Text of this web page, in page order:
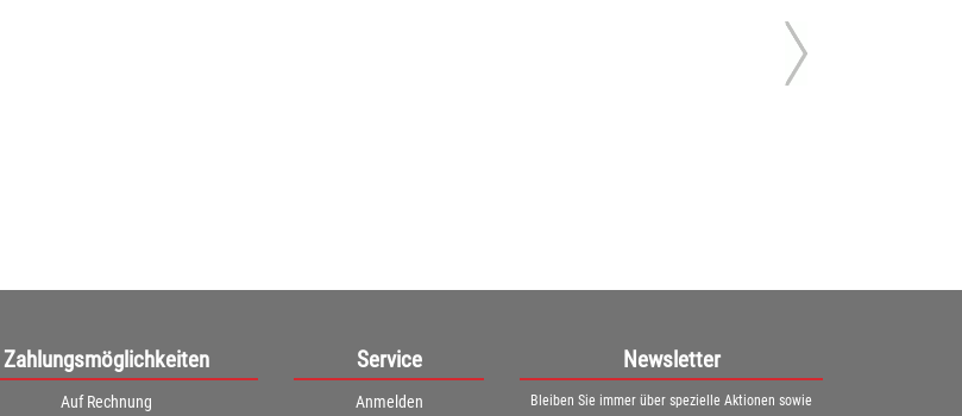
Zahlungsmöglichkeiten
Auf Rechnung
Service
Anmelden
Newsletter
Bleiben Sie immer über spezielle Aktionen sowie